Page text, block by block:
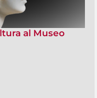
al Museo